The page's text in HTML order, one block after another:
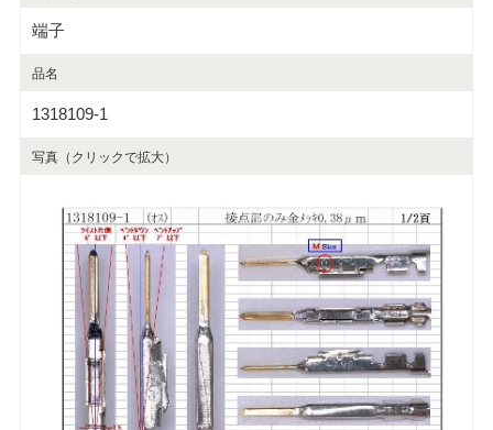
端子
品名
1318109-1
写真（クリックで拡大）